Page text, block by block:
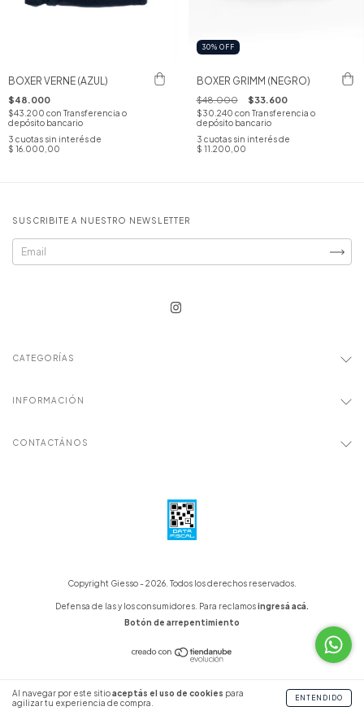
Al navegar por este sitioaceptás el uso de cookies para
agilizar tu experiencia de compra.
ENTENDIDO
BOXER VERNE (AZUL)
$48.000
$43.200 con Transferencia o
depósito bancario
3 cuotas sin interés de
$ 16.000,00
30% OFF
BOXER GRIMM (NEGRO)
$48.000 $33.600
$30.240 con Transferencia o
depósito bancario
3 cuotas sin interés de
$ 11.200,00
SUSCRIBITE A NUESTRO NEWSLETTER
CATEGORÍAS
INFORMACIÓN
CONTACTÁNOS
Copyright Giesso - 2026. Todos los derechos reservados.
Defensa de las y los consumidores. Para reclamosingresá acá.
Botón de arrepentimiento